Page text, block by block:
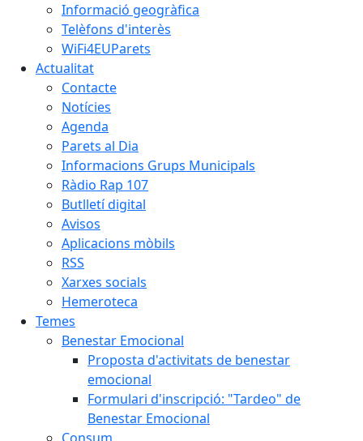
Informació geogràfica
Telèfons d'interès
WiFi4EUParets
Actualitat
Contacte
Notícies
Agenda
Parets al Dia
Informacions Grups Municipals
Ràdio Rap 107
Butlletí digital
Avisos
Aplicacions mòbils
RSS
Xarxes socials
Hemeroteca
Temes
Benestar Emocional
Proposta d'activitats de benestar
emocional
Formulari d'inscripció: "Tardeo" de
Benestar Emocional